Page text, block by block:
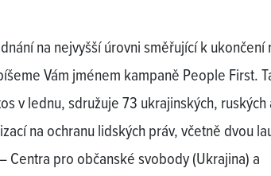
na nejvyšší úrovni směřující k ukončení
Vám jménem kampaně People First.
v lednu, sdružuje 73 ukrajinských, ruských
na ochranu lidských práv, včetně dvou
Centra pro občanské svobody (Ukrajina) a